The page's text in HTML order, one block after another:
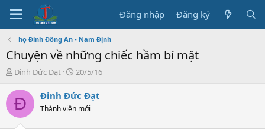
Đăng nhập Đăng ký
họ Đinh Đông An - Nam Định
Chuyện về những chiếc hầm bí mật
T
r
e
a
Đinh Đức Đạt
N
à
b
20/5/16
Đ Đinh Đức Đạt
Thành viên mới